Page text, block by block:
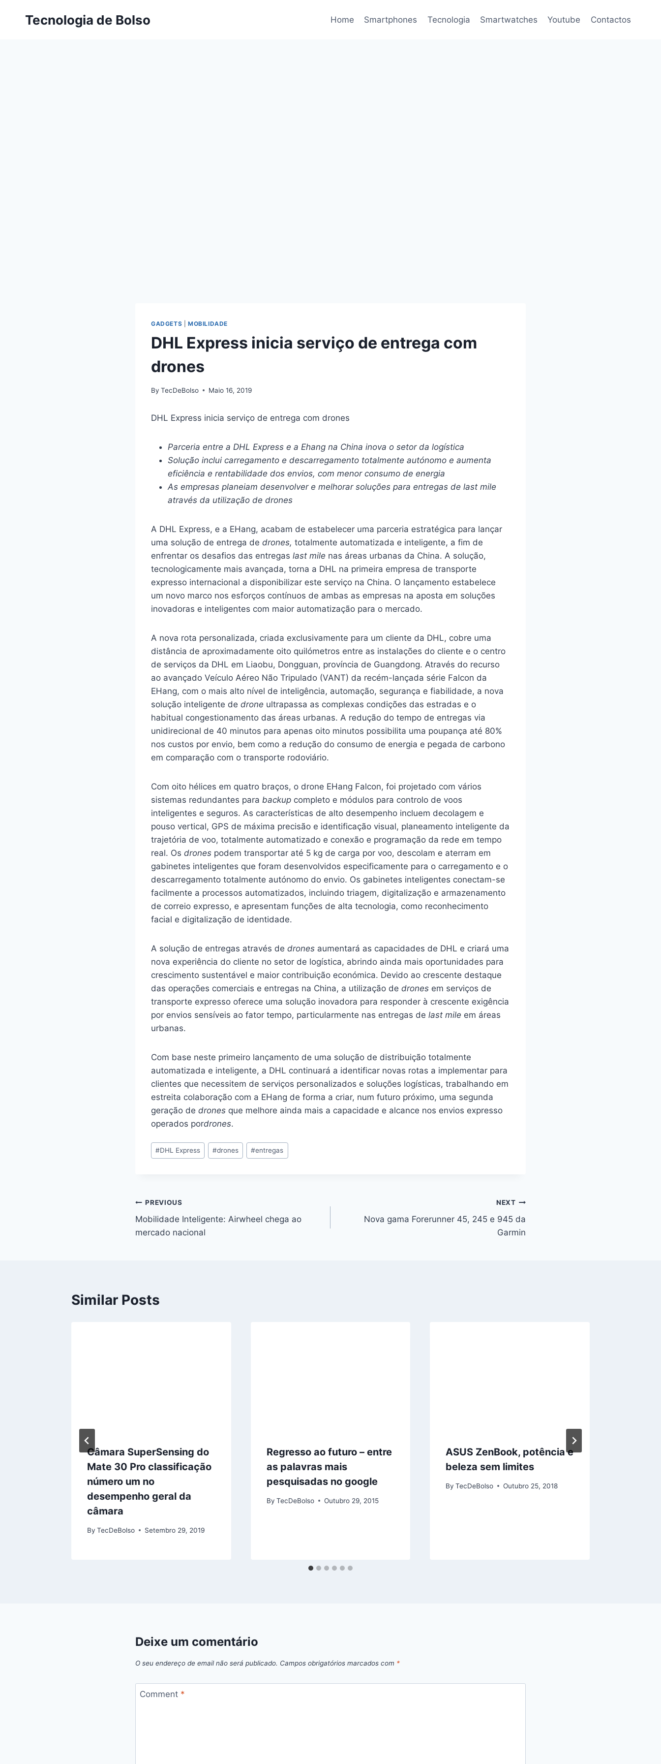
Tecnologia de Bolso Home Smartphones Tecnologia Smartwatches Youtube Contactos
GADGETS MOBILIDADE
DHL Express inicia serviço de entrega com
drones
By TecDeBolso Maio 16, 2019
DHL Express inicia serviço de entrega com drones
Parceria entre a DHL Express e a Ehang na China inova o setor da logística
Solução inclui carregamento e descarregamento totalmente autónomo e aumenta
eficiência e rentabilidade dos envios, com menor consumo de energia
As empresas planeiam desenvolver e melhorar soluções para entregas de last mile
através da utilização de drones
A DHL Express, e a EHang, acabam de estabelecer uma parceria estratégica para lançar
uma solução de entrega de drones, totalmente automatizada e inteligente, a fim de
enfrentar os desafios das entregas last mile nas áreas urbanas da China. A solução,
tecnologicamente mais avançada, torna a DHL na primeira empresa de transporte
expresso internacional a disponibilizar este serviço na China. O lançamento estabelece
um novo marco nos esforços contínuos de ambas as empresas na aposta em soluções
inovadoras e inteligentes com maior automatização para o mercado.
A nova rota personalizada, criada exclusivamente para um cliente da DHL, cobre uma
distância de aproximadamente oito quilómetros entre as instalações do cliente e o centro
de serviços da DHL em Liaobu, Dongguan, província de Guangdong. Através do recurso
ao avançado Veículo Aéreo Não Tripulado (VANT) da recém-lançada série Falcon da
EHang, com o mais alto nível de inteligência, automação, segurança e fiabilidade, a nova
solução inteligente de drone ultrapassa as complexas condições das estradas e o
habitual congestionamento das áreas urbanas. A redução do tempo de entregas via
unidirecional de 40 minutos para apenas oito minutos possibilita uma poupança até 80%
nos custos por envio, bem como a redução do consumo de energia e pegada de carbono
em comparação com o transporte rodoviário.
Com oito hélices em quatro braços, o drone EHang Falcon, foi projetado com vários
sistemas redundantes para backup completo e módulos para controlo de voos
inteligentes e seguros. As características de alto desempenho incluem decolagem e
pouso vertical, GPS de máxima precisão e identificação visual, planeamento inteligente da
trajetória de voo, totalmente automatizado e conexão e programação da rede em tempo
real. Os drones podem transportar até 5 kg de carga por voo, descolam e aterram em
gabinetes inteligentes que foram desenvolvidos especificamente para o carregamento e o
descarregamento totalmente autónomo do envio. Os gabinetes inteligentes conectam-se
facilmente a processos automatizados, incluindo triagem, digitalização e armazenamento
de correio expresso, e apresentam funções de alta tecnologia, como reconhecimento
facial e digitalização de identidade.
A solução de entregas através de drones aumentará as capacidades de DHL e criará uma
nova experiência do cliente no setor de logística, abrindo ainda mais oportunidades para
crescimento sustentável e maior contribuição económica. Devido ao crescente destaque
das operações comerciais e entregas na China, a utilização de drones em serviços de
transporte expresso oferece uma solução inovadora para responder à crescente exigência
por envios sensíveis ao fator tempo, particularmente nas entregas de last mile em áreas
urbanas.
Com base neste primeiro lançamento de uma solução de distribuição totalmente
automatizada e inteligente, a DHL continuará a identificar novas rotas a implementar para
clientes que necessitem de serviços personalizados e soluções logísticas, trabalhando em
estreita colaboração com a EHang de forma a criar, num futuro próximo, uma segunda
geração de drones que melhore ainda mais a capacidade e alcance nos envios expresso
operados pordrones.
Post
Tags:
#DHL Express #drones #entregas
Navegação
de
PREVIOUS
Mobilidade Inteligente: Airwheel chega ao
mercado nacional
NEXT
Nova gama Forerunner 45, 245 e 945 da
Garmin
Similar Posts
Câmara SuperSensing do
Mate 30 Pro classificação
número um no
desempenho geral da
câmara
By TecDeBolso Setembro 29, 2019
Regresso ao futuro – entre
as palavras mais
pesquisadas no google
By TecDeBolso Outubro 29, 2015
ASUS ZenBook, potência e
beleza sem limites
By TecDeBolso Outubro 25, 2018
Deixe um comentário
O seu endereço de email não será publicado. Campos obrigatórios marcados com *
Comment *